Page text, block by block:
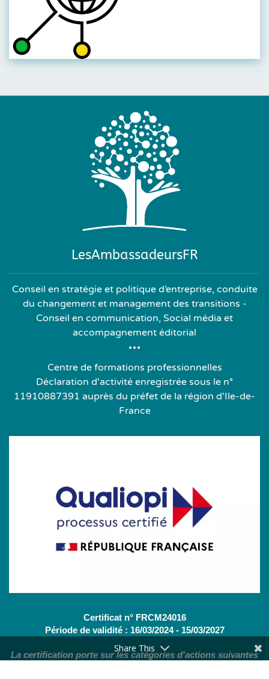
LesAmbassadeursFR
Conseil en stratégie et politique d’entreprise, conduite
du changement et management des transitions -
Conseil en communication, Social média et
accompagnement éditorial
Centre de formations professionnelles
Déclaration d'activité enregistrée sous le n°
11910887391 auprès du préfet de la région d'Ile-de-
France
Certificat n° FRCM24016
Période de validité : 16/03/2024 - 15/03/2027
La certification porte sur les catégories d'actions suivantes
Share This